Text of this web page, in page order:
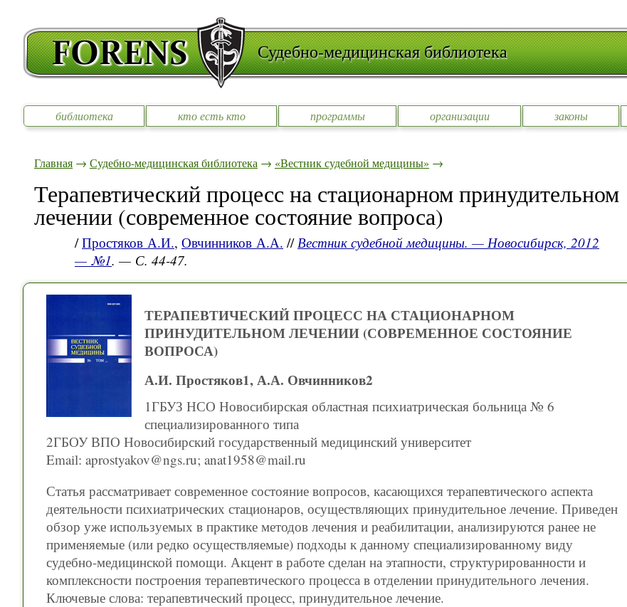
Судебно-медицинская библиотека
библиотека кто есть кто программы организации законы
Главная → Судебно-медицинская библиотека → «Вестник судебной медицины» →
Терапевтический процесс на стационарном принудительном
лечении (современное состояние вопроса)
/Простяков А.И., Овчинников А.А. //Вестник судебной медицины. — Новосибирск, 2012
— №1. — С. 44-47.
ТЕРАПЕВТИЧЕСКИЙ ПРОЦЕСС НА СТАЦИОНАРНОМ
ПРИНУДИТЕЛЬНОМ ЛЕЧЕНИИ (СОВРЕМЕННОЕ СОСТОЯНИЕ
ВОПРОСА)
А.И. Простяков1, А.А. Овчинников2
1ГБУЗ НСО Новосибирская областная психиатрическая больница № 6
специализированного типа
2ГБОУ ВПО Новосибирский государственный медицинский университет
Email: aprostyakov@ngs.ru; anat1958@mail.ru
Статья рассматривает современное состояние вопросов, касающихся терапевтического аспекта
деятельности психиатрических стационаров, осуществляющих принудительное лечение. Приведен
обзор уже используемых в практике методов лечения и реабилитации, анализируются ранее не
применяемые (или редко осуществляемые) подходы к данному специализированному виду
судебно-медицинской помощи. Акцент в работе сделан на этапности, структурированности и
комплексности построения терапевтического процесса в отделении принудительного лечения.
Ключевые слова: терапевтический процесс, принудительное лечение.